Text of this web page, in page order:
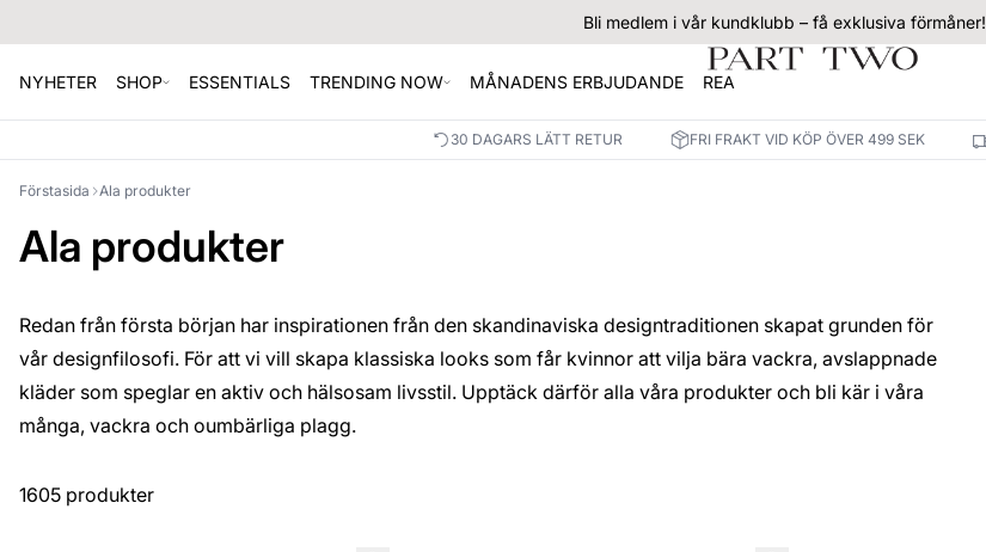
Bli medlem i vår kundklubb – få exklusiva förmåner!
NYHETER SHOP ESSENTIALS TRENDING NOW MÅNADENS ERBJUDANDE REA
30 DAGARS LÄTT RETUR FRI FRAKT VID KÖP ÖVER 499 SEK
Förstasida Ala produkter
Ala produkter
Redan från första början har inspirationen från den skandinaviska designtraditionen skapat grunden för
vår designfilosofi. För att vi vill skapa klassiska looks som får kvinnor att vilja bära vackra, avslappnade
kläder som speglar en aktiv och hälsosam livsstil. Upptäck därför alla våra produkter och bli kär i våra
många, vackra och oumbärliga plagg.
1605 produkter